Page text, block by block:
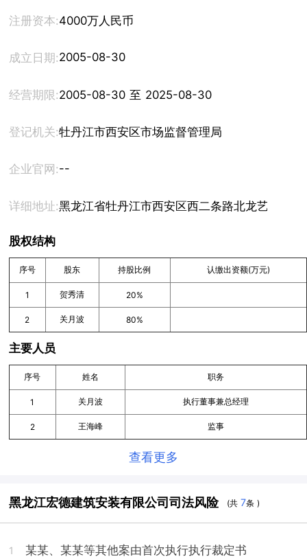
注册资本:4000万人民币
成立日期:2005-08-30
经营期限: 2005-08-30 至 2025-08-30
登记机关:牡丹江市西安区市场监督管理局
企业官网:--
详细地址:黑龙江省牡丹江市西安区西二条路北龙艺花园南
股权结构
序号 股东 持股比例 认缴出资额(万元)
1 贺秀清 20%
2 关月波 80%
主要人员
序号 姓名 职务
1 关月波 执行董事兼总经理
2 王海峰 监事
查看更多
黑龙江宏德建筑安装有限公司司法风险 (共7条 )
1 某某、某某等其他案由首次执行执行裁定书